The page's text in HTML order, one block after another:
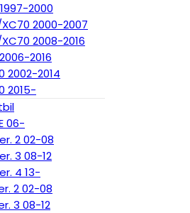
2000
2000-2007
2008-2016
2016
2002-2014
2015-
06-
2 02-08
3 08-12
4 13-
2 02-08
3 08-12